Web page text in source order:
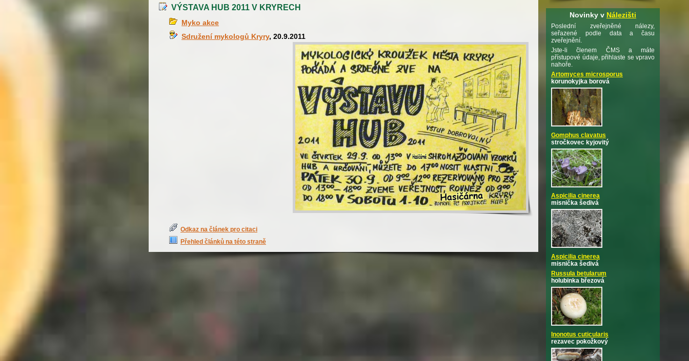
VÝSTAVA HUB 2011 V KRYRECH
Myko akce
Sdružení mykologů Kryry, 20.9.2011
Odkaz na článek pro citaci
Přehled článků na této straně
Novinky v Nálezišti
Poslední zveřejněné nálezy,
seřazené podle data a času
zveřejnění.
Jste-li členem ČMS a máte
přístupové údaje, přihlaste se vpravo
nahoře.
Artomyces microsporus
korunokyjka borová
Gomphus clavatus
stročkovec kyjovitý
Aspicilia cinerea
misnička šedivá
Aspicilia cinerea
misnička šedivá
Russula betularum
holubinka březová
Inonotus cuticularis
rezavec pokožkový